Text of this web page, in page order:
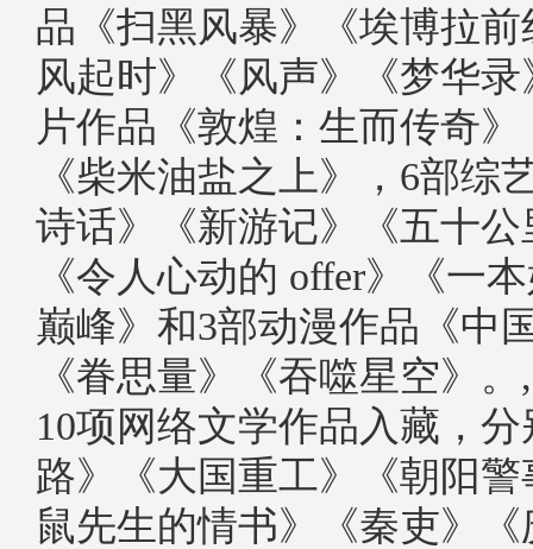
品《扫黑风暴》《埃博拉前
风起时》《风声》《梦华
片作品《敦煌：生而传奇
《柴米油盐之上》，6部综
诗话》《新游记》《五十
《令人心动的 offer》《一
巅峰》和3部动漫作品《中
《眷思量》《吞噬星空
10项网络文学作品入藏，
路》《大国重工》《朝阳
鼠先生的情书》《秦吏》